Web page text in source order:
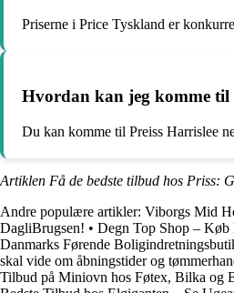
Priserne i Price Tyskland er
Hvordan kan jeg komme til
Du kan komme til Preiss Harrislee
Artiklen Få de bedste tilbud hos Priss:
Andre populære artikler: Viborgs Mid
DagliBrugsen! • Degn Top Shop –
Danmarks Førende
skal vide om åbningstider og
Tilbud på Miniovn hos Føtex, Bilka og